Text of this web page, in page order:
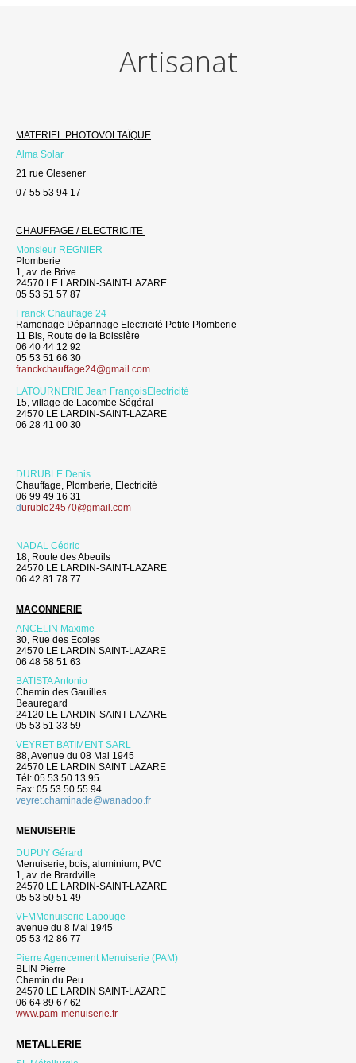
Artisanat
MATERIEL PHOTOVOLTAÏQUE
Alma Solar
21 rue Glesener
07 55 53 94 17
CHAUFFAGE / ELECTRICITE
Monsieur REGNIER
Plomberie
1, av. de Brive
24570 LE LARDIN-SAINT-LAZARE
05 53 51 57 87
Franck Chauffage 24
Ramonage Dépannage Electricité Petite Plomberie
11 Bis, Route de la Boissière
06 40 44 12 92
05 53 51 66 30
franckchauffage24@gmail.com
LATOURNERIE Jean FrançoisElectricité
15, village de Lacombe Ségéral
24570 LE LARDIN-SAINT-LAZARE
06 28 41 00 30
DURUBLE Denis
Chauffage, Plomberie, Electricité
06 99 49 16 31
duruble24570@gmail.com
NADAL Cédric
18, Route des Abeuils
24570 LE LARDIN-SAINT-LAZARE
06 42 81 78 77
MACONNERIE
ANCELIN Maxime
30, Rue des Ecoles
24570 LE LARDIN SAINT-LAZARE
06 48 58 51 63
BATISTA Antonio
Chemin des Gauilles
Beauregard
24120 LE LARDIN-SAINT-LAZARE
05 53 51 33 59
VEYRET BATIMENT SARL
88, Avenue du 08 Mai 1945
24570 LE LARDIN SAINT LAZARE
Tél: 05 53 50 13 95
Fax: 05 53 50 55 94
veyret.chaminade@wanadoo.fr
MENUISERIE
DUPUY Gérard
Menuiserie, bois, aluminium, PVC
1, av. de Brardville
24570 LE LARDIN-SAINT-LAZARE
05 53 50 51 49
VFMMenuiserie Lapouge
avenue du 8 Mai 1945
05 53 42 86 77
Pierre Agencement Menuiserie (PAM)
BLIN Pierre
Chemin du Peu
24570 LE LARDIN SAINT-LAZARE
06 64 89 67 62
www.pam-menuiserie.fr
METALLERIE